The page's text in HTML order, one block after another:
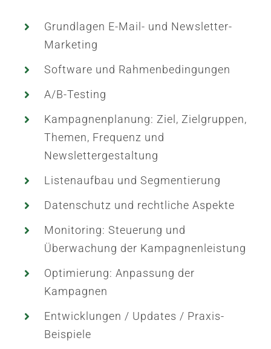
Grundlagen E-Mail- und Newsletter-
Marketing
Software und Rahmenbedingungen
A/B-Testing
Kampagnenplanung: Ziel, Zielgruppen,
Themen, Frequenz und
Newslettergestaltung
Listenaufbau und Segmentierung
Datenschutz und rechtliche Aspekte
Monitoring: Steuerung und
Überwachung der Kampagnenleistung
Optimierung: Anpassung der
Kampagnen
Entwicklungen / Updates / Praxis-
Beispiele